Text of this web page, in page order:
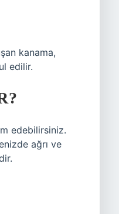
kanama,
edilir.
edebilirsiniz.
ağrı ve